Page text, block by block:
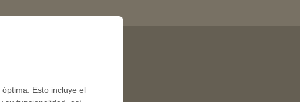
Condiciones generales
Esto incluye el